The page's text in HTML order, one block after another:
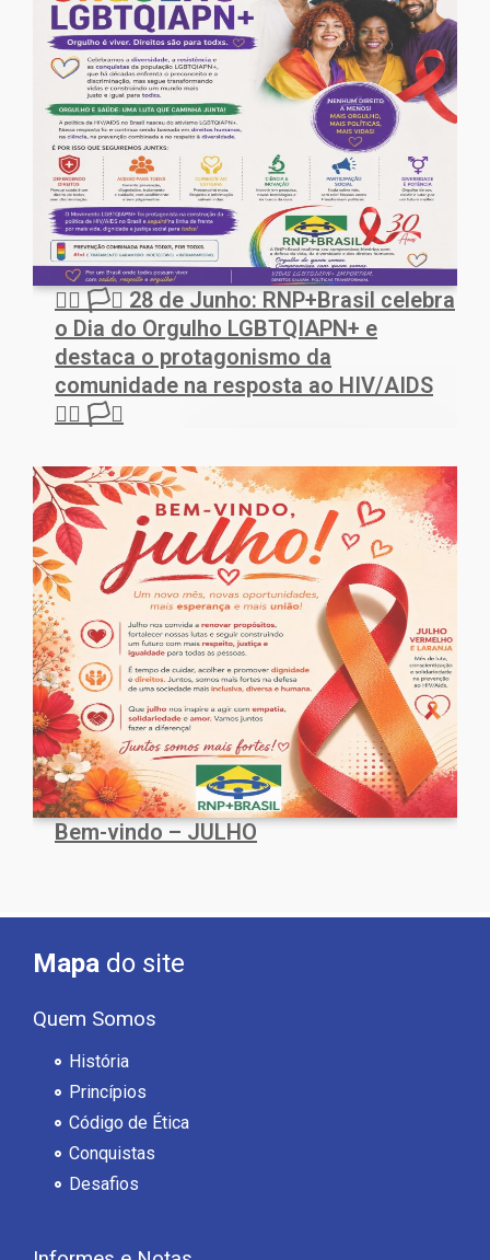
🏳️‍🌈 🏳️‍⚧️ 28 de Junho: RNP+Brasil celebra
o Dia do Orgulho LGBTQIAPN+ e
destaca o protagonismo da
comunidade na resposta ao HIV/AIDS
🏳️‍🌈 🏳️‍⚧️
Bem-vindo – JULHO
Mapa do site
Quem Somos
História
Princípios
Código de Ética
Conquistas
Desafios